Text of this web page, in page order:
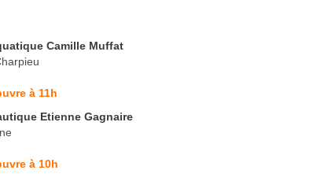
Camille Muffat
à 11h
Etienne Gagnaire
à 10h